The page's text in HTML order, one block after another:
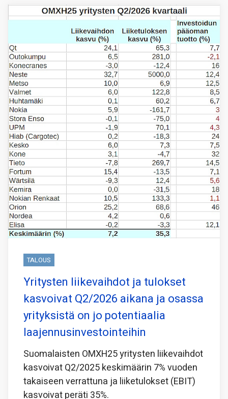
TALOUS
Yritysten liikevaihdot ja tulokset
kasvoivat Q2/2026 aikana ja osassa
yrityksistä on jo potentiaalia
laajennusinvestointeihin
Suomalaisten OMXH25 yritysten liikevaihdot
kasvoivat Q2/2025 keskimäärin 7% vuoden
takaiseen verrattuna ja liiketulokset (EBIT)
kasvoivat peräti 35%.